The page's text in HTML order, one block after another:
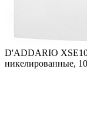
D'ADDARIO
никелированные,